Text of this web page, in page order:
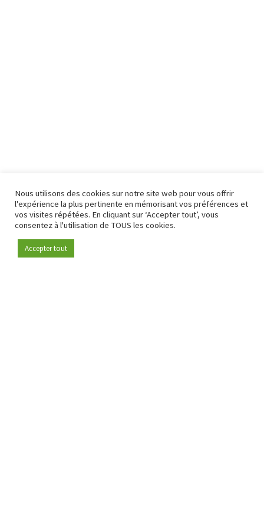
Devenez membre
Nous utilisons des cookies sur notre site web pour vous offrir
l'expérience la plus pertinente en mémorisant vos préférences et
vos visites répétées. En cliquant sur ‘Accepter tout’, vous
consentez à l'utilisation de TOUS les cookies.
Accepter tout